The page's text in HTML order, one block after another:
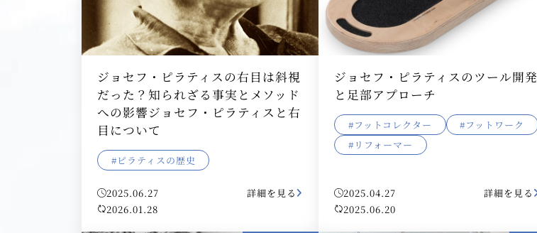
ジョセフ・ピラティスの右目は斜視
だった？知られざる事実とメソッド
への影響ジョセフ・ピラティスと右
目について
#ピラティスの歴史
2025.06.27
2026.01.28
詳細を見る
ジョセフ・ピラティスのツール開発
と足部アプローチ
#フットコレクター
#フットワーク
#リフォーマー
2025.04.27
2025.06.20
詳細を見る